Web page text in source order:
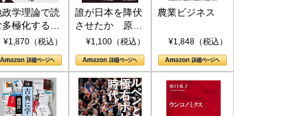
政学理論で読
多極化する世
トランプと
¥1,870（税込）
誰が日本を降伏
させたか 原爆
投下、ソ連参
(PHP新書)
¥1,100（税込）
農業ビジネス
¥1,848（税込）